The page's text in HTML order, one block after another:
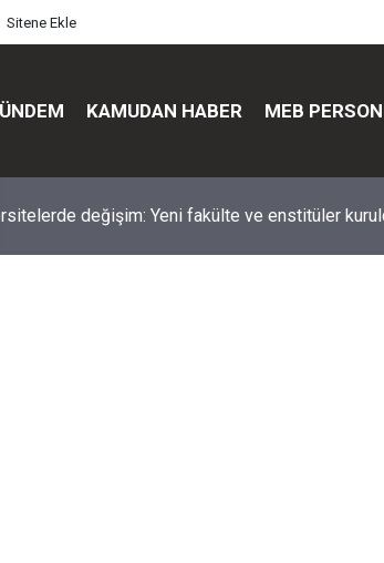
Sitene Ekle
KAMUDAN HABER MEB
üst düzey değişim: Genel müdürler değişti,